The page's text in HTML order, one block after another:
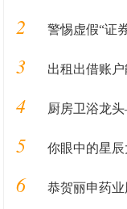
2 警惕虚假“证
3 出租出借账户
4 厨房卫浴龙
5 你眼中的星辰
6 恭贺丽申药业